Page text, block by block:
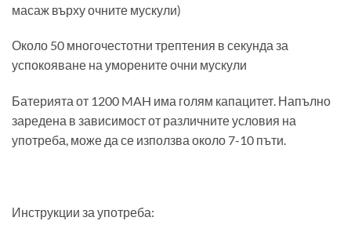
масаж върху очните мускули)
Около 50 многочестотни трептения в секунда за
успокояване на уморените очни мускули
Батерията от 1200 MAH има голям капацитет. Напълно
заредена в зависимост от различните условия на
употреба, може да се използва около 7-10 пъти.
Инструкции за употреба: